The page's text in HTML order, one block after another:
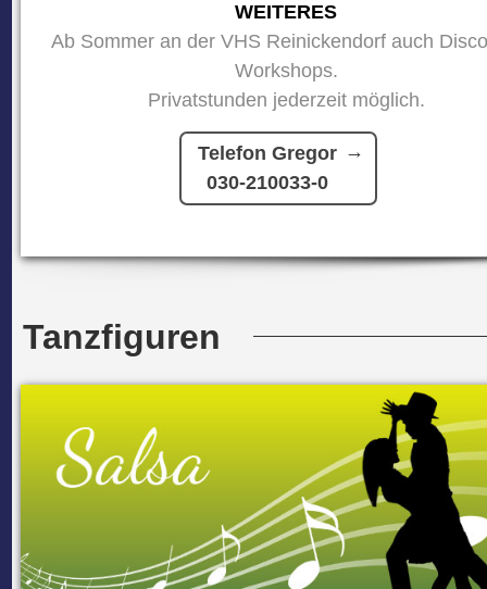
WEITERES
Ab Sommer an der VHS Reinickendorf auch
Workshops.
Privatstunden jederzeit möglich.
Telefon Gregor
030-210033-0
Tanzfiguren